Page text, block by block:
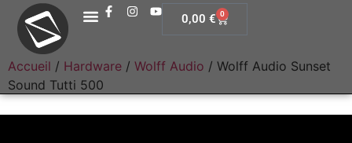
0,00 € 0
Accueil / Hardware / Wolff Audio / Wolff Audio Sunset
Sound Tutti 500